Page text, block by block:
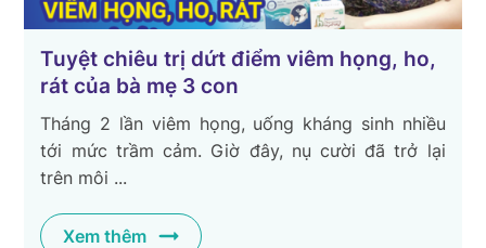
Tuyệt chiêu trị dứt điểm viêm họng, ho,
rát của bà mẹ 3 con
Tháng 2 lần viêm họng, uống kháng sinh nhiều
tới mức trầm cảm. Giờ đây, nụ cười đã trở lại
trên môi ...
Xem thêm